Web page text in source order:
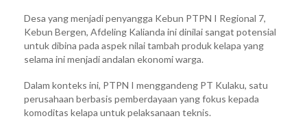
Desa yang menjadi penyangga Kebun PTPN I Regional 7,
Kebun Bergen, Afdeling Kalianda ini dinilai sangat potensial
untuk dibina pada aspek nilai tambah produk kelapa yang
selama ini menjadi andalan ekonomi warga.
Dalam konteks ini, PTPN I menggandeng PT Kulaku, satu
perusahaan berbasis pemberdayaan yang fokus kepada
komoditas kelapa untuk pelaksanaan teknis.